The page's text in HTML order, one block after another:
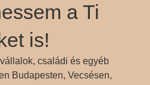
a Ti
is!
családi és egyéb
Budapesten, Vecsésen,